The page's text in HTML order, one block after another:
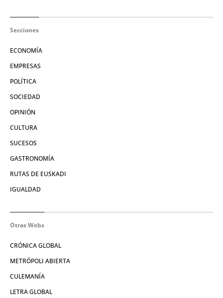
Secciones
ECONOMÍA
EMPRESAS
POLÍTICA
SOCIEDAD
OPINIÓN
CULTURA
SUCESOS
GASTRONOMÍA
RUTAS DE EUSKADI
IGUALDAD
Otras Webs
CRÓNICA GLOBAL
METRÓPOLI ABIERTA
CULEMANÍA
LETRA GLOBAL